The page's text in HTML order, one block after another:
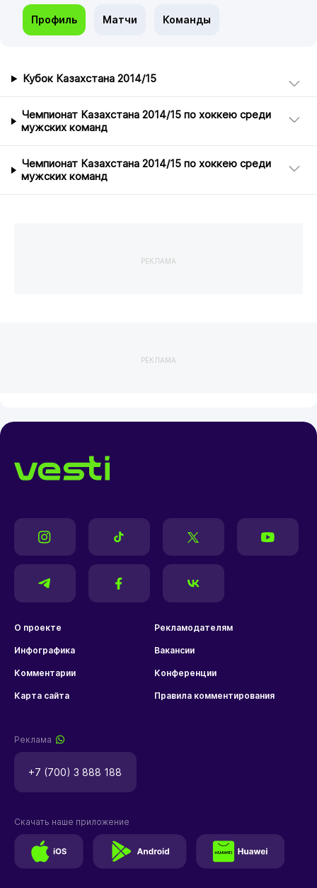
Профиль Матчи Команды
Кубок Казахстана 2014/15
Чемпионат Казахстана 2014/15 по хоккею среди
мужских команд
Чемпионат Казахстана 2014/15 по хоккею среди
мужских команд
РЕКЛАМА
РЕКЛАМА
О проекте Рекламодателям
Инфографика Вакансии
Комментарии Конференции
Карта сайта Правила комментирования
Реклама
+7 (700) 3 888 188
Скачать наше приложение